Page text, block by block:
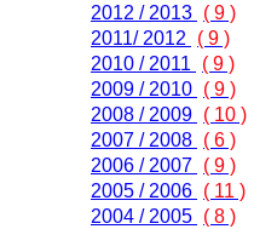
2012 / 2013 ( 9 )
2011/ 2012
( 9 )
2010 / 2011
( 9 )
2009 / 2010 ( 9 )
2008 / 2009 ( 10 )
2007 / 2008 ( 6 )
2006 / 2007 ( 9 )
2005 / 2006 ( 11 )
2004 / 2005 ( 8 )